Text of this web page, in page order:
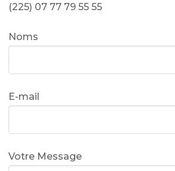
(225) 07 77 79 55 55
Noms
E-mail
Votre Message